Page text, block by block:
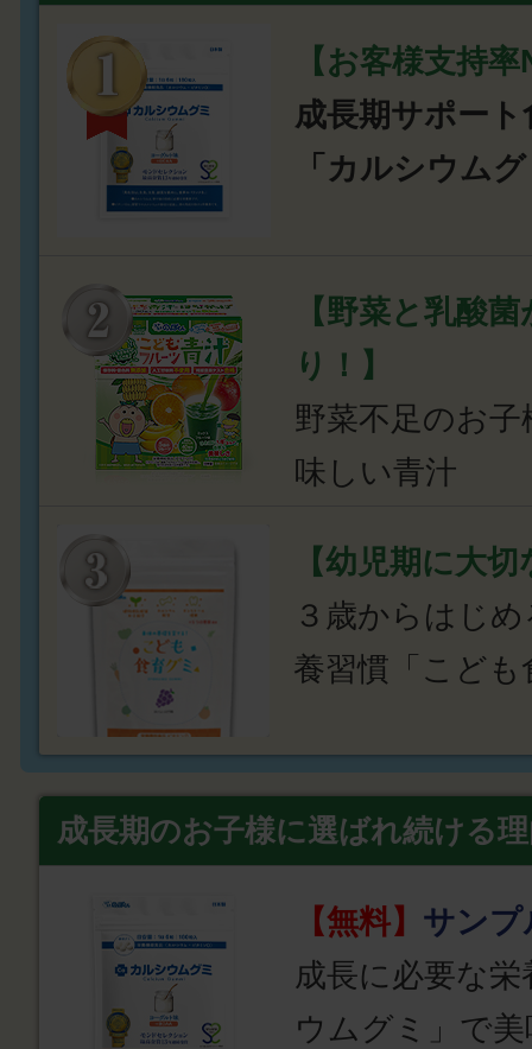
【お客様支持
成長期サポート
「カルシウム
【野菜と乳酸
り！】
野菜不足のお
味しい青汁
【幼児期に大
３歳からはじ
養習慣「こども
成長期のお子様に選ばれ続ける
【無料】 サンプ
成長に必要な
ウムグミ」で